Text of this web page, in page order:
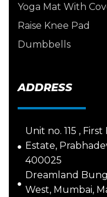
Yoga Mat With
Raise Knee Pad
Dumbbells
ADDRESS
Unit no. 115 ,
Estate,
400025
Dreamland
West, Mumbai,